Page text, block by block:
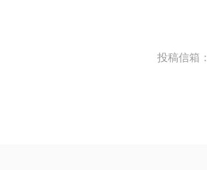
投稿信箱：